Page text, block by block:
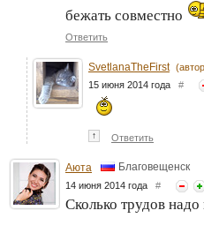
бежать совместно
Ответить
SvetlanaTheFirst
15 июня 2014 года #
↑ Ответить
Аюта Благовещенск
14 июня 2014 года #
Сколько трудов